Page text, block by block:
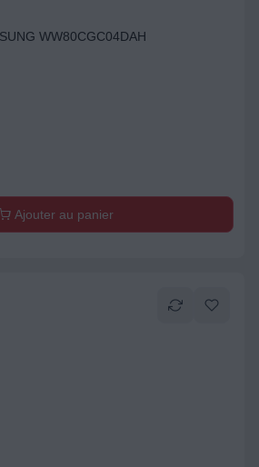
WW80CGC04DAH
Ajouter au panier